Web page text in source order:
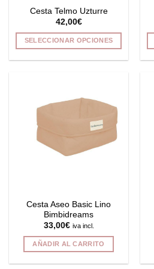
página
de
producto
Cesta Telmo Uzturre
42,00€
SELECCIONAR OPCIONES
variantes.
opciones
pueden
página
de
producto
Cesta Aseo Basic Lino
Bimbidreams
33,00€ iva incl.
AÑADIR AL CARRITO